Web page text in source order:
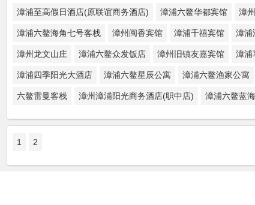
漳浦至高假日酒店(原联谊商务酒店) 漳浦六鳌华都宾馆 漳
漳浦六鳌海角七号客栈 漳州闽香宾馆 漳浦千禧宾馆 漳浦
漳州龙文山庄 漳浦六鳌众发饭店 漳州旧镇友嘉宾馆 漳浦
漳浦四季阳光大酒店 漳浦六鳌星辰公寓 漳浦六鳌渔家公寓
六鳌雷曼客栈 漳州漳浦阳光商务酒店(职中店) 漳浦六鳌蓝
1 2